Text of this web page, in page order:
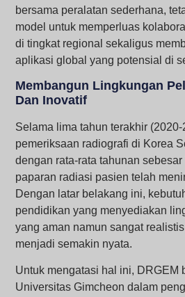
bersama peralatan sederhana,
model untuk memperluas
di tingkat regional sekaligus
aplikasi global yang potensial di
Membangun Lingkungan
Dan Inovatif
Selama lima tahun terakhir
pemeriksaan radiografi di Korea
dengan rata-rata tahunan
paparan radiasi pasien telah
Dengan latar belakang ini,
pendidikan yang menyediakan
yang aman namun sangat
menjadi semakin nyata.
Untuk mengatasi hal ini, DRGEM
Universitas Gimcheon dalam